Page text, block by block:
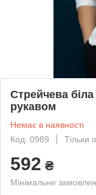
Стрейчева
рукавом
Немає в наявності
Код: 0989
Тільки
592 ₴
Мінімальне